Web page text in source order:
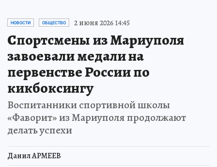
НОВОСТИ ОБЩЕСТВО 2 июня 2026 14:45
Спортсмены из Мариуполя
завоевали медали на
первенстве России по
кикбоксингу
Воспитанники спортивной школы
«Фаворит» из Мариуполя продолжают
делать успехи
Данил АРМЕЕВ